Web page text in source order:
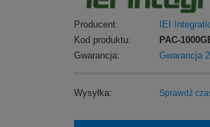
Producent:
IEI
Kod produktu:
PAC-
Gwarancja:
Gwarancja
Wysyłka: Sprawdź